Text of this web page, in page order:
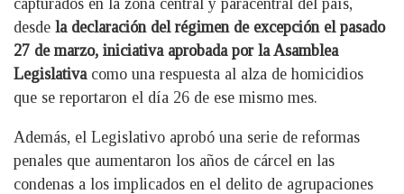
desde la declaración del régimen de excepción el pasado
27 de marzo, iniciativa aprobada por la Asamblea
Legislativa como una respuesta al alza de homicidios
que se reportaron el día 26 de ese mismo mes.
Además, el Legislativo aprobó una serie de reformas
penales que aumentaron los años de cárcel en las
condenas a los implicados en el delito de agrupaciones